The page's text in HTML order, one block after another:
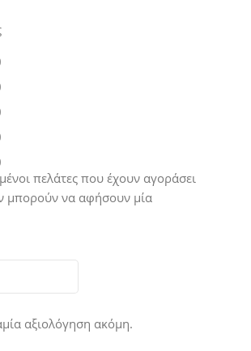
αξιολόγηση ακόμη.
πελάτες που έχουν αγοράσει
μπορούν να αφήσουν μία